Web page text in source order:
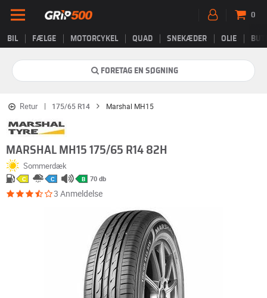
BIL FÆLGE MOTORCYKEL QUAD SNEKÆDER OLIE
0
FORETAG EN SØGNING
Retur 175/65 R14 Marshal MH15
MARSHAL MH15 175/65 R14 82H
Sommerdæk
C C B 70 db
3 Anmeldelse